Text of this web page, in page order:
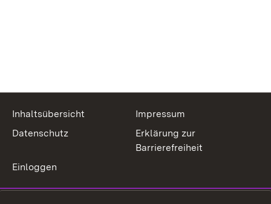
Inhaltsübersicht
Impressum
Datenschutz
Erklärung zur
Barrierefreiheit
Einloggen